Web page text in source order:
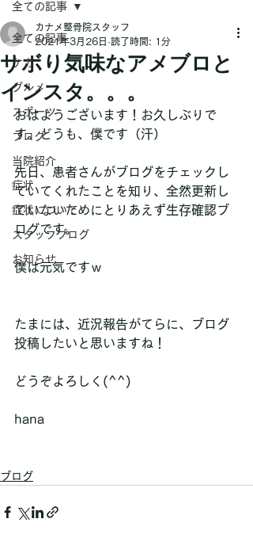
全ての記事
ケガ
グルメ
スポーツ
ブログ
当院紹介
症状
症状について
スタッフブログ
お知らせ
全ての記事
サボり気味なアメブロと
インスタ。。。
カナメ整骨院スタッフ
2021年3月26日 読了時間: 1分
おはようございます！お久しぶりで
す。どうも、僕です（汗）
先日、患者さんがブログをチェックし
ていてくれたことを知り、全然更新し
ていないためにとりあえず生存確認ブ
ログです。
僕は元気ですｗ
たまには、近況報告がてらに、ブログ
投稿したいと思いますね！
どうぞよろしく(^^)
hana
ブログ